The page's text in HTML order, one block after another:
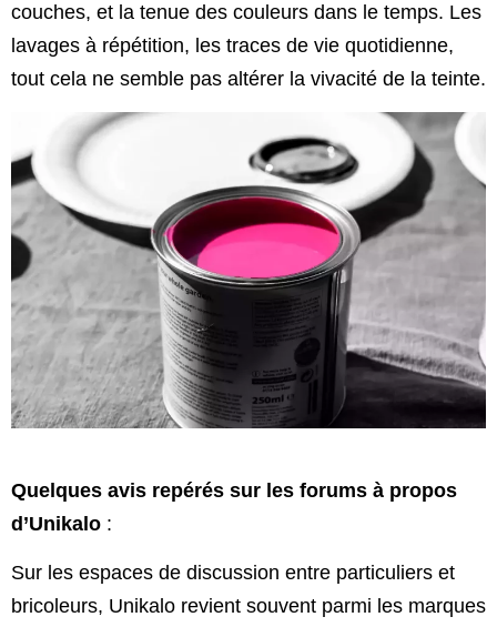
couches, et la tenue des couleurs dans le temps. Les
lavages à répétition, les traces de vie quotidienne,
tout cela ne semble pas altérer la vivacité de la teinte.
Quelques avis repérés sur les forums à propos
d’Unikalo :
Sur les espaces de discussion entre particuliers et
bricoleurs, Unikalo revient souvent parmi les marques